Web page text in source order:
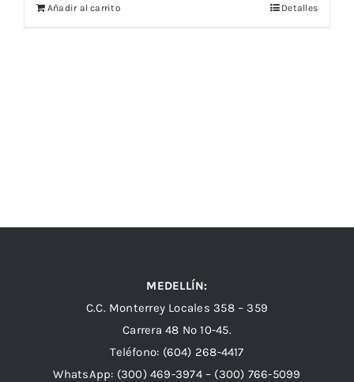
Añadir al carrito Detalles
MEDELLÍN:
C.C. Monterrey Locales 358 – 359
Carrera 48 Nº 10-45.
Teléfono: (604) 268-4417
WhatsApp: (300) 469-3974 – (300) 766-5099